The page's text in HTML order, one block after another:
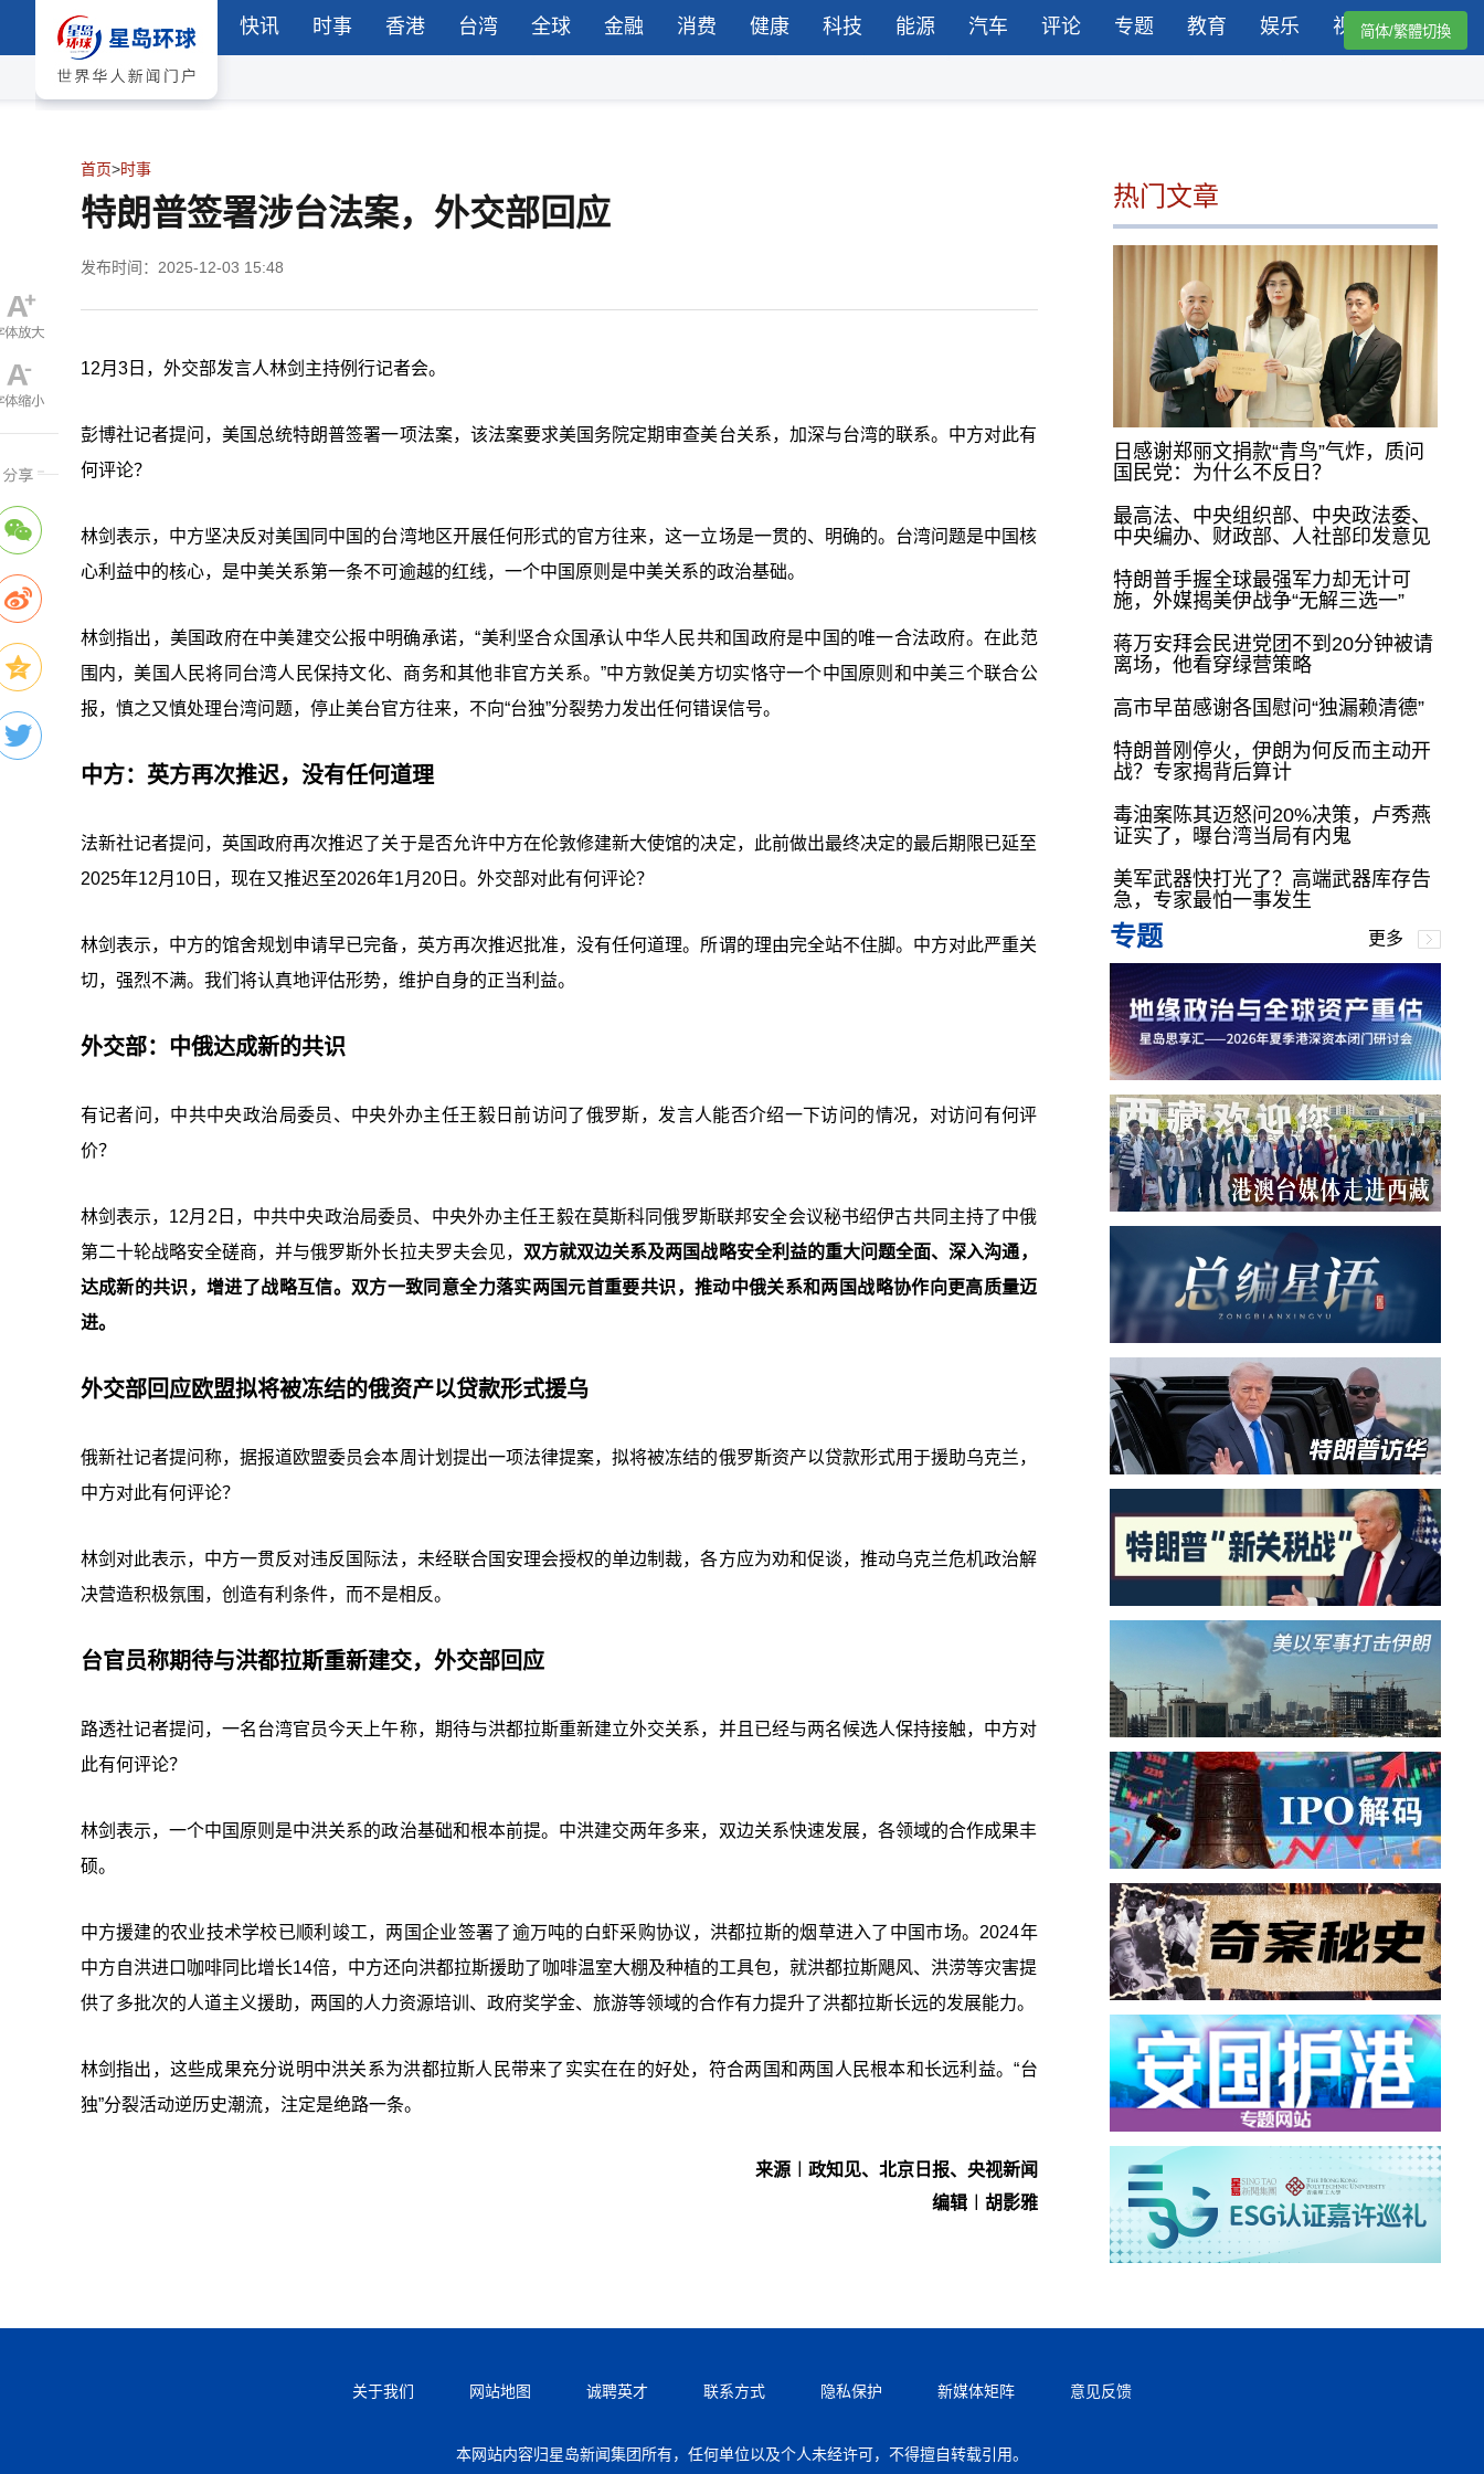
快讯 时事 香港 台湾 全球 金融 消费 健康 科技 能源 汽车 评论 专题 教育 娱乐 视频简体/繁體切換
首页>时事
特朗普签署涉台法案，外交部回应
发布时间：2025-12-03 15:48
12月3日，外交部发言人林剑主持例行记者会。
彭博社记者提问，美国总统特朗普签署一项法案，该法案要求美国务院定期审查美台关系，加深与台湾的联系。中方对此有
何评论？
林剑表示，中方坚决反对美国同中国的台湾地区开展任何形式的官方往来，这一立场是一贯的、明确的。台湾问题是中国核
心利益中的核心，是中美关系第一条不可逾越的红线，一个中国原则是中美关系的政治基础。
林剑指出，美国政府在中美建交公报中明确承诺，“美利坚合众国承认中华人民共和国政府是中国的唯一合法政府。在此范
围内，美国人民将同台湾人民保持文化、商务和其他非官方关系。”中方敦促美方切实恪守一个中国原则和中美三个联合公
报，慎之又慎处理台湾问题，停止美台官方往来，不向“台独”分裂势力发出任何错误信号。
中方：英方再次推迟，没有任何道理
法新社记者提问，英国政府再次推迟了关于是否允许中方在伦敦修建新大使馆的决定，此前做出最终决定的最后期限已延至
2025年12月10日，现在又推迟至2026年1月20日。外交部对此有何评论？
林剑表示，中方的馆舍规划申请早已完备，英方再次推迟批准，没有任何道理。所谓的理由完全站不住脚。中方对此严重关
切，强烈不满。我们将认真地评估形势，维护自身的正当利益。
外交部：中俄达成新的共识
有记者问，中共中央政治局委员、中央外办主任王毅日前访问了俄罗斯，发言人能否介绍一下访问的情况，对访问有何评
价？
林剑表示，12月2日，中共中央政治局委员、中央外办主任王毅在莫斯科同俄罗斯联邦安全会议秘书绍伊古共同主持了中俄
第二十轮战略安全磋商，并与俄罗斯外长拉夫罗夫会见， 双方就双边关系及两国战略安全利益的重大问题全面、深入沟通，
达成新的共识，增进了战略互信。双方一致同意全力落实两国元首重要共识，推动中俄关系和两国战略协作向更高质量迈
进。
外交部回应欧盟拟将被冻结的俄资产以贷款形式援乌
俄新社记者提问称，据报道欧盟委员会本周计划提出一项法律提案，拟将被冻结的俄罗斯资产以贷款形式用于援助乌克兰，
中方对此有何评论？
林剑对此表示，中方一贯反对违反国际法，未经联合国安理会授权的单边制裁，各方应为劝和促谈，推动乌克兰危机政治解
决营造积极氛围，创造有利条件，而不是相反。
台官员称期待与洪都拉斯重新建交，外交部回应
路透社记者提问，一名台湾官员今天上午称，期待与洪都拉斯重新建立外交关系，并且已经与两名候选人保持接触，中方对
此有何评论？
林剑表示，一个中国原则是中洪关系的政治基础和根本前提。中洪建交两年多来，双边关系快速发展，各领域的合作成果丰
硕。
中方援建的农业技术学校已顺利竣工，两国企业签署了逾万吨的白虾采购协议，洪都拉斯的烟草进入了中国市场。2024年
中方自洪进口咖啡同比增长14倍，中方还向洪都拉斯援助了咖啡温室大棚及种植的工具包，就洪都拉斯飓风、洪涝等灾害提
供了多批次的人道主义援助，两国的人力资源培训、政府奖学金、旅游等领域的合作有力提升了洪都拉斯长远的发展能力。
林剑指出，这些成果充分说明中洪关系为洪都拉斯人民带来了实实在在的好处，符合两国和两国人民根本和长远利益。“台
独”分裂活动逆历史潮流，注定是绝路一条。
来源︱政知见、北京日报、央视新闻
编辑︱胡影雅
热门文章
日感谢郑丽文捐款“青鸟”气炸，质问
国民党：为什么不反日？
最高法、中央组织部、中央政法委、
中央编办、财政部、人社部印发意见
特朗普手握全球最强军力却无计可
施，外媒揭美伊战争“无解三选一”
蒋万安拜会民进党团不到20分钟被请
离场，他看穿绿营策略
高市早苗感谢各国慰问“独漏赖清德”
特朗普刚停火，伊朗为何反而主动开
战？专家揭背后算计
毒油案陈其迈怒问20%决策，卢秀燕
证实了，曝台湾当局有内鬼
美军武器快打光了？高端武器库存告
急，专家最怕一事发生
专题 更多
关于我们 网站地图 诚聘英才 联系方式 隐私保护 新媒体矩阵 意见反馈
本网站内容归星岛新闻集团所有，任何单位以及个人未经许可，不得擅自转载引用。